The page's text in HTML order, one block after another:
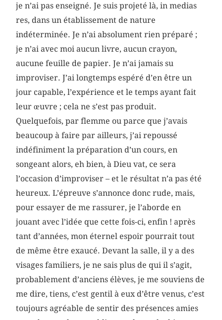
je n’ai pas enseigné. Je suis projeté là, in medias
res, dans un établissement de nature
indéterminée. Je n’ai absolument rien préparé ;
je n’ai avec moi aucun livre, aucun crayon,
aucune feuille de papier. Je n’ai jamais su
improviser. J’ai longtemps espéré d’en être un
jour capable, l’expérience et le temps ayant fait
leur œuvre ; cela ne s’est pas produit.
Quelquefois, par flemme ou parce que j’avais
beaucoup à faire par ailleurs, j’ai repoussé
indéfiniment la préparation d’un cours, en
songeant alors, eh bien, à Dieu vat, ce sera
l’occasion d’improviser – et le résultat n’a pas été
heureux. L’épreuve s’annonce donc rude, mais,
pour essayer de me rassurer, je l’aborde en
jouant avec l’idée que cette fois-ci, enfin ! après
tant d’années, mon éternel espoir pourrait tout
de même être exaucé. Devant la salle, il y a des
visages familiers, je ne sais plus de qui il s’agit,
probablement d’anciens élèves, je me souviens de
me dire, tiens, c’est gentil à eux d’être venus, c’est
toujours agréable de sentir des présences amies